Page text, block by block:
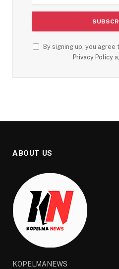
By signing up, you
Privacy Policy
ABOUT US
KOPELMANEWS